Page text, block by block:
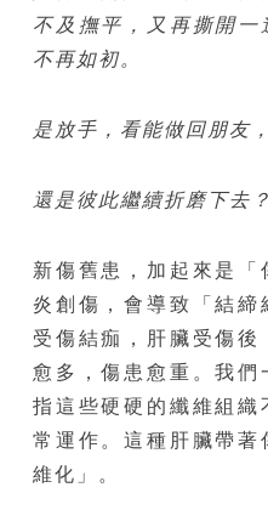
不及撫平，又再撕開
不再如初。
是放手，看能做回朋友
還是彼此繼續折磨下去？
新傷舊患，加起來是「
炎創傷，會導致「結締
受傷結痂，肝臟受傷後
愈多，傷患愈重。我們
指這些硬硬的纖維組織
常運作。這種肝臟帶著
維化」。